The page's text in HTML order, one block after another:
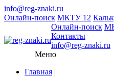
info@reg-znaki.ru
Онлайн-поиск МКТУ 12
Онлайн-поиск
Контакты
info@reg-znaki.ru
Меню
Главная |